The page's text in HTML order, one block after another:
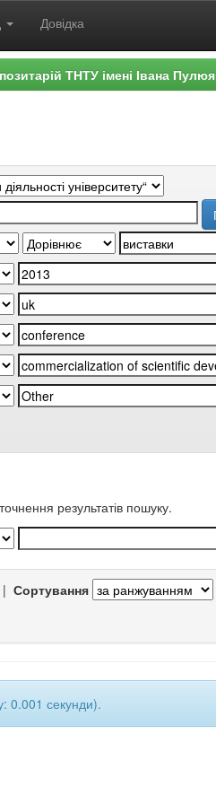
Довідка
ТНТУ імені Івана Пулюя
результатів пошуку.
| Сортування
0.001 секунди).